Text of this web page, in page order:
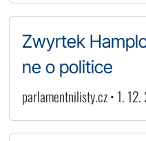
Zwyrtek
ne o politice
parlamentnilisty.cz • 1.